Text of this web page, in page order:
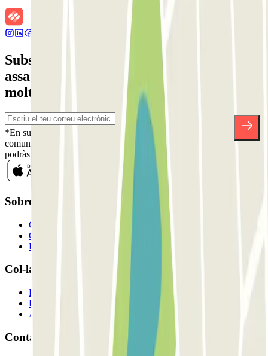
Subscriu-te a nostra newsletter i
assabenta't de descomptes, sortejos i
moltes altres sorpreses.
*En subscriure't acceptes la nostra Política de Privacitat per a rebre
comunicacions comercials de Parclick. Sense cap compromís,
podràs donar-te de baixa quan vulguis en la mateixa newsletter.
Sobre Parclick
Qui som
Com funciona?
Els nostres pàrquings
Col-laborem?
Professionals
Proveïdor de pàrquing
Afiliat
Contacte